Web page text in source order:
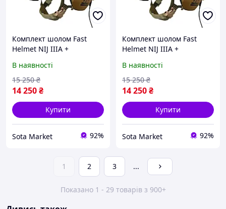
Комплект шолом Fast
Helmet NIJ IIIA +
Slim з чебурашкою +
кавер Мультикам L
В наявності
14 250₴
15 250 ₴
Купити
Sota Market 92%
Комплект шолом Fast
Helmet NIJ IIIA +
Slim з чебурашкою +
кавер Мультикам XL
В наявності
14 250₴
15 250 ₴
Купити
Sota Market 92%
1 2 3 ...
Показано 1 - 29 товарів з 900+